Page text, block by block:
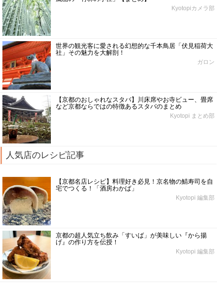
Kyotopiカメラ部
世界の観光客に愛される幻想的な千本鳥居「伏見稲荷大
社」その魅力を大解剖！
ガロン
【京都のおしゃれなスタバ】川床席やお寺ビュー、畳席
など京都ならではの特徴あるスタバのまとめ
Kyotopi まとめ部
人気店のレシピ記事
【京都名店レシピ】料理好き必見！京名物の鯖寿司を自
宅でつくる！「酒房わかば」
Kyotopi 編集部
京都の超人気立ち飲み「すいば」が美味しい『から揚
げ』の作り方を伝授！
Kyotopi 編集部